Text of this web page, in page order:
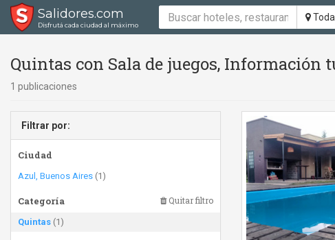
Salidores.com
Disfrutá cada ciudad al máximo
Quintas con Sala de juegos, Información
1 publicaciones
Filtrar por:
Ciudad
Azul, Buenos Aires (1)
Categoría Quitar filtro
Quintas (1)